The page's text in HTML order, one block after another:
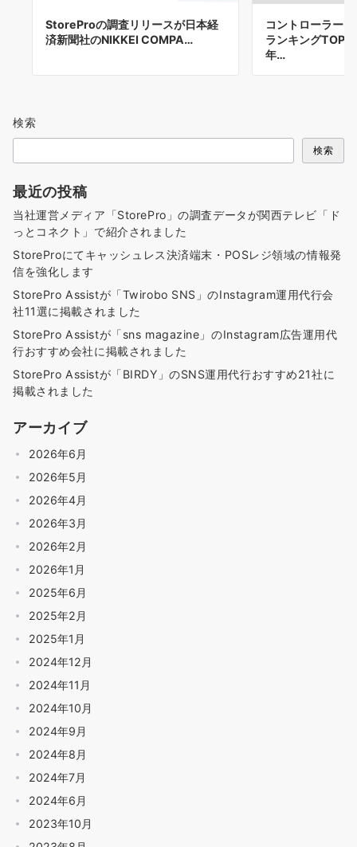
StoreProの調査リリースが日本経
済新聞社のNIKKEI COMPA…
コントローラー(
ランキング
年…
検索
検索
最近の投稿
当社運営メディア「StorePro」の調査データが関西テレビ「ド
っとコネクト」で紹介されました
StoreProにてキャッシュレス決済端末・POSレジ領域の情報発
信を強化します
StorePro Assistが「Twirobo SNS」のInstagram運用代行会
社11選に掲載されました
StorePro Assistが「sns magazine」のInstagram広告運用代
行おすすめ会社に掲載されました
StorePro Assistが「BIRDY」のSNS運用代行おすすめ21社に
掲載されました
アーカイブ
2026年6月
2026年5月
2026年4月
2026年3月
2026年2月
2026年1月
2025年6月
2025年2月
2025年1月
2024年12月
2024年11月
2024年10月
2024年9月
2024年8月
2024年7月
2024年6月
2023年10月